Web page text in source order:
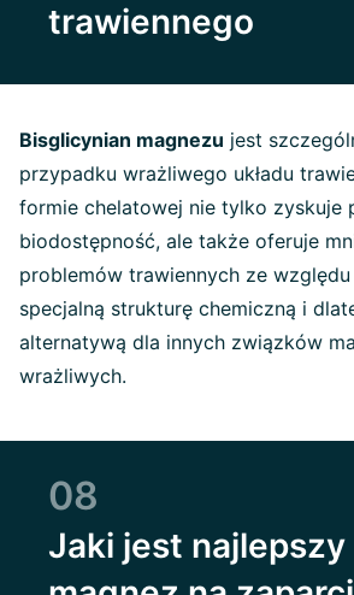
trawiennego
Bisglicynian magnezu jest
przypadku wrażliwego układu
formie chelatowej nie tylko zyskuje
biodostępność, ale także oferuje
problemów trawiennych ze względu
specjalną strukturę chemiczną i
alternatywą dla innych związków
wrażliwych.
08
Jaki jest najlepszy